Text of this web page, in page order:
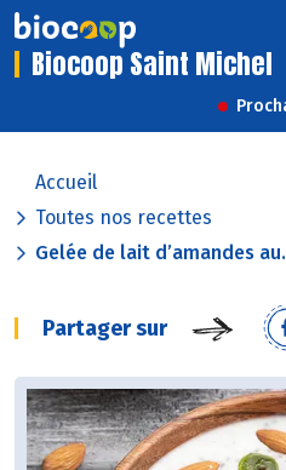
Biocoop Saint Michel
Accueil
Toutes nos recettes
Gelée de lait d’amandes
Partager sur